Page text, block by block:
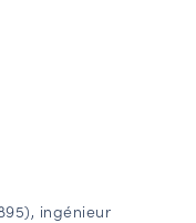
ingénieur